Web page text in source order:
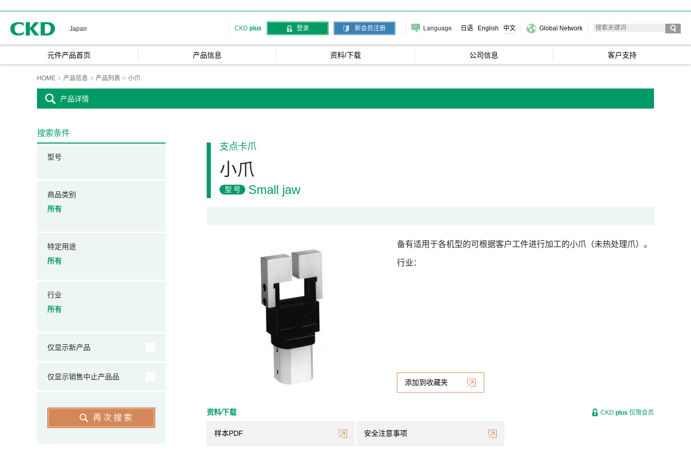
Japan CKD plus 登录 新会员注册 Language 日语 English 中文 Global Network
元件产品首页 产品信息 资料/下载 公司信息 客户支持
HOME 产品信息 产品列表 小爪
产品详情
支点卡爪
小爪
型号 Small jaw
备有适用于各机型的可根据客户工件进行加工的小爪（未热处理爪）。
行业
添加到收藏夹
资料⁄下载
样本PDF 安全注意事项
CKD plus 仅限会员
搜索条件
型号
商品类别
所有
特定用途
所有
行业
所有
仅显示新产品
仅显示销售中止产品品
再次搜索